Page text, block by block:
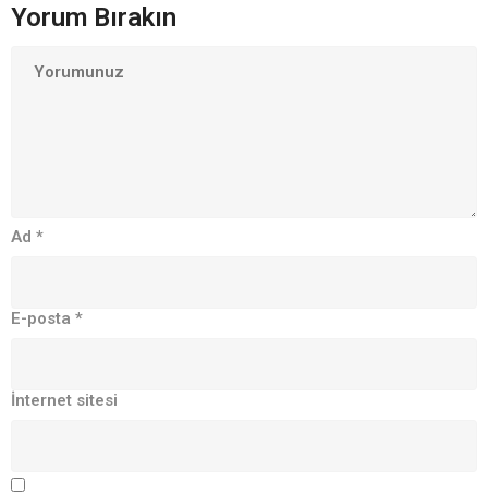
Yorum Bırakın
Ad *
E-posta *
İnternet sitesi